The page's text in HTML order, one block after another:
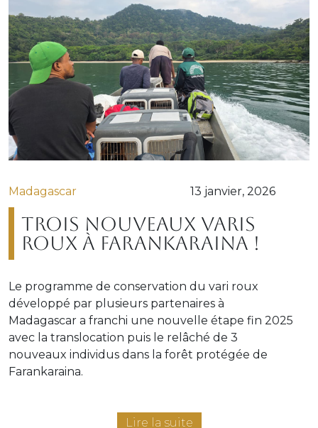
13 janvier, 2026
Madagascar
Trois nouveaux varis
roux à Farankaraina !
Le programme de conservation du vari roux
développé par plusieurs partenaires à
Madagascar a franchi une nouvelle étape fin 2025
avec la translocation puis le relâché de 3
nouveaux individus dans la forêt protégée de
Farankaraina.
Lire la suite